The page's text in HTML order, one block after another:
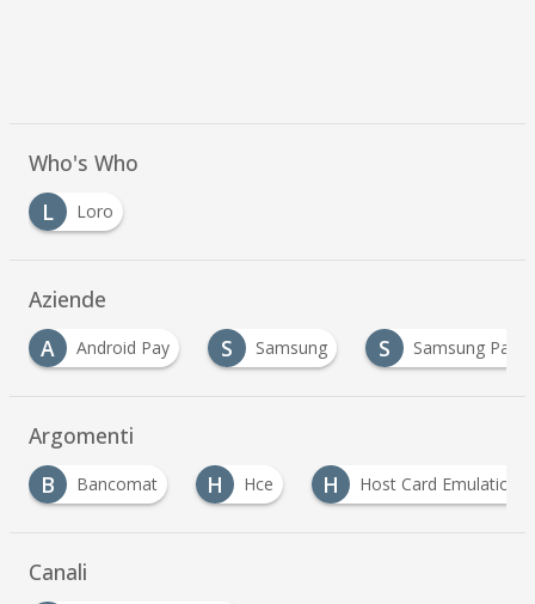
Who's Who
L
Loro
Aziende
A
Android Pay S Samsung S Samsung Pay
Argomenti
B
Bancomat H Hce H Host Card Emulation
Canali